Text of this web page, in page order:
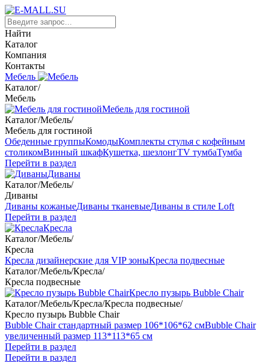
Найти
Каталог
Компания
Контакты
Мебель
Каталог/
Мебель
Мебель для гостиной
Каталог/Мебель/
Мебель для гостиной
Обеденные группыКомодыКомплекты стулья с кофейным
столикомВинный шкафКушетка, шезлонгTV тумбаТумба
Перейти в раздел
Диваны
Каталог/Мебель/
Диваны
Диваны кожаныеДиваны тканевыеДиваны в стиле Loft
Перейти в раздел
Кресла
Каталог/Мебель/
Кресла
Кресла дизайнерские для VIP зоныКресла подвесные
Каталог/Мебель/Кресла/
Кресла подвесные
Кресло пузырь Bubble Chair
Каталог/Мебель/Кресла/Кресла подвесные/
Кресло пузырь Bubble Chair
Bubble Chair стандартный размер 106*106*62 смBubble Chair
увеличенный размер 113*113*65 см
Перейти в раздел
Перейти в раздел